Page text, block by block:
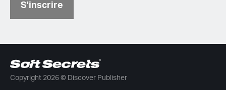
S'inscrire
Copyright 2026 © Discover Publisher